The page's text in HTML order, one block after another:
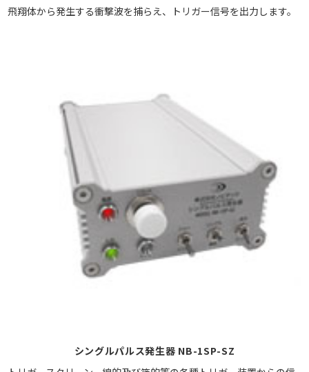
飛翔体から発生する衝撃波を捕らえ、トリガー信号を出力します。
シングルパルス発生器 NB-1SP-SZ